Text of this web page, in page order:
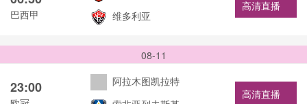
巴西甲 维多利亚
高清直播
08-11
23:00
阿拉木图凯拉特
高清直播